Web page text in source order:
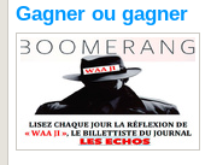
Gagner ou gagner